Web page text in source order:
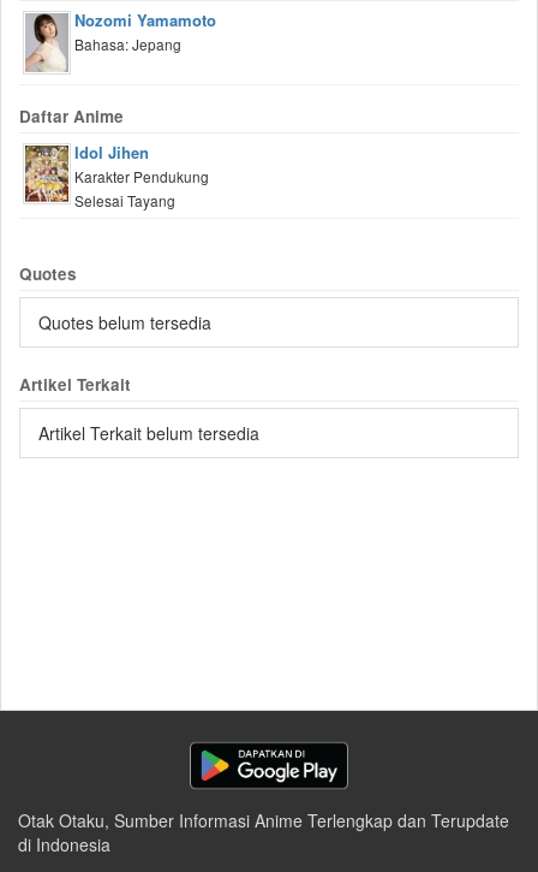
Nozomi Yamamoto
Bahasa: Jepang
Daftar Anime
Idol Jihen
Karakter Pendukung
Selesai Tayang
Quotes
Quotes belum tersedia
Artikel Terkait
Artikel Terkait belum tersedia
Otak Otaku, Sumber Informasi Anime Terlengkap dan Terupdate
di Indonesia